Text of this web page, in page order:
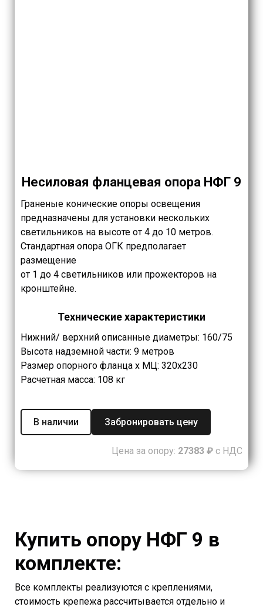
Несиловая фланцевая опора НФГ 9
Граненые конические опоры освещения
предназначены для установки нескольких
светильников на высоте от 4 до 10 метров.
Стандартная опора ОГК предполагает
размещение
от 1 до 4 светильников или прожекторов на
кронштейне.
Технические характеристики
Нижний/ верхний описанные диаметры: 160/75
Высота надземной части: 9 метров
Размер опорного фланца х МЦ: 320х230
Расчетная масса: 108 кг
В наличии Забронировать цену
Цена за опору: 27383 ₽ с НДС
Купить опору НФГ 9 в
комплекте:
Все комплекты реализуются с креплениями,
стоимость крепежа рассчитывается отдельно и